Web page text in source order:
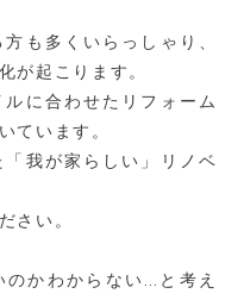
も多くいらっしゃり、
が起こります。
に合わせたリフォーム
ています。
我が家らしい」リノベ
さい。
かわからない…と考え